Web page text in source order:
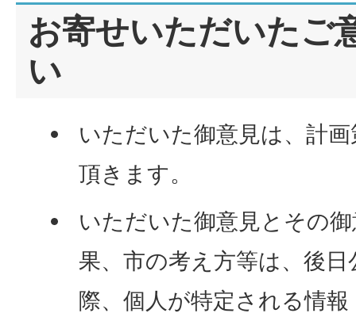
お寄せいただいたご
い
いただいた御意見は、計
頂きます。
いただいた御意見とその
果、市の考え方等は、後
際、個人が特定される情